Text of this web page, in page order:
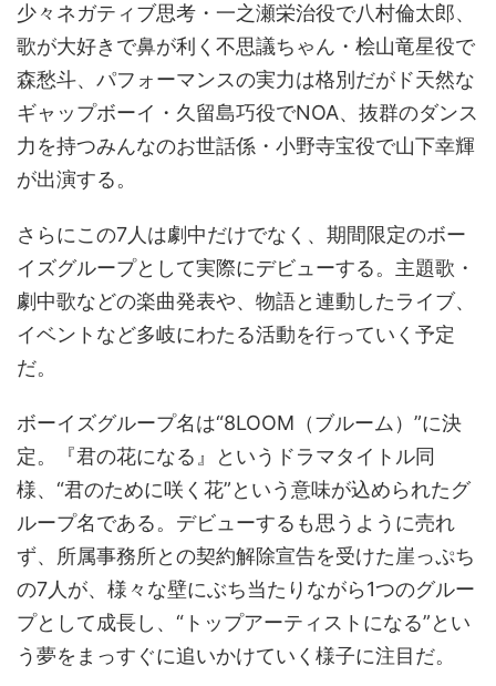
少々ネガティブ思考・一之瀬栄治役で八村倫太郎、
歌が大好きで鼻が利く不思議ちゃん・桧山竜星役で
森愁斗、パフォーマンスの実力は格別だがド天然な
ギャップボーイ・久留島巧役でNOA、抜群のダンス
力を持つみんなのお世話係・小野寺宝役で山下幸輝
が出演する。
さらにこの7人は劇中だけでなく、期間限定のボー
イズグループとして実際にデビューする。主題歌・
劇中歌などの楽曲発表や、物語と連動したライブ、
イベントなど多岐にわたる活動を行っていく予定
だ。
ボーイズグループ名は“8LOOM（ブルーム）”に決
定。『君の花になる』というドラマタイトル同
様、“君のために咲く花”という意味が込められたグ
ループ名である。デビューするも思うように売れ
ず、所属事務所との契約解除宣告を受けた崖っぷち
の7人が、様々な壁にぶち当たりながら1つのグルー
プとして成長し、“トップアーティストになる”とい
う夢をまっすぐに追いかけていく様子に注目だ。